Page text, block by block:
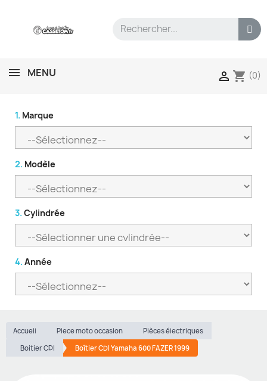
MENU  shopping_cart (0)
1. Marque
2. Modèle
3. Cylindrée
4. Année
Accueil Piece moto occasion
Pièces électriques
Boitier CDI
Boîtier CDI Yamaha 600 FAZER 1999